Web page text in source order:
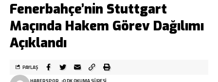
Fenerbahçe’nin Stuttgart
Maçında Hakem Görev Dağılımı
Açıklandı
PAYLAŞ